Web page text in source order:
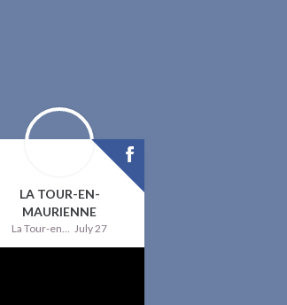
LA TOUR-EN-
MAURIENNE
July 27